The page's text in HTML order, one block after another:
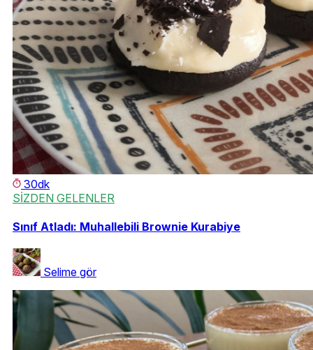
30dk
SİZDEN GELENLER
Sınıf Atladı: Muhallebili Brownie Kurabiye
Selime gör